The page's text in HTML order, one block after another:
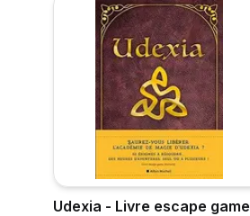
Udexia - Livre escape game